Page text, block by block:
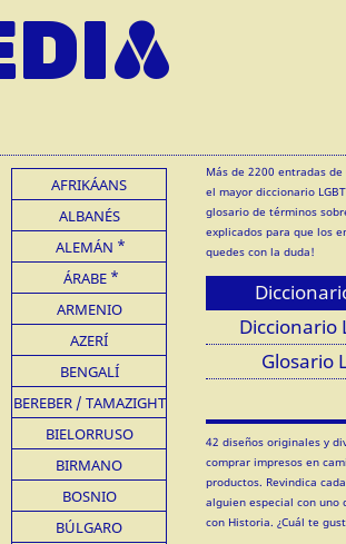
Más de 2200 entradas
el mayor diccionario
glosario de términos
explicados para que los
quedes con la duda!
Diccionario
Glosario
42 diseños originales y
comprar impresos en
productos. Revindica
alguien especial con uno
con Historia. ¿Cuál te
AFRIKÁANS
ALBANÉS
ALEMÁN
ÁRABE
ARMENIO
AZERÍ
BENGALÍ
BEREBER / TAMAZIGHT
BIELORRUSO
BIRMANO
BOSNIO
BÚLGARO